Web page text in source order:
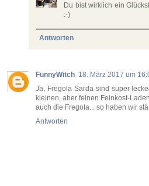
Du bist wirklich ein
:-)
Antworten
FunnyWitch 18. März 2017 um
Ja, Fregola Sarda sind super
kleinen, aber feinen Feinkost-
auch die Fregola... so haben wir
Antworten